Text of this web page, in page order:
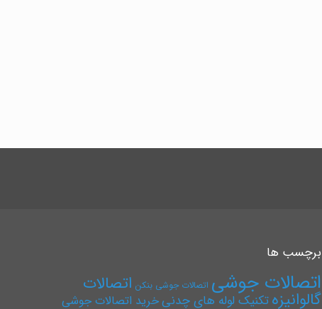
برچسب ها
اتصالات جوشی اتصالات جوشی بنکن اتصالات
گالوانیزهتکنیک لوله های چدنیخرید اتصالات جوشی